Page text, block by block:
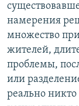
намерения
множество
жителей,
проблемы,
или
реально